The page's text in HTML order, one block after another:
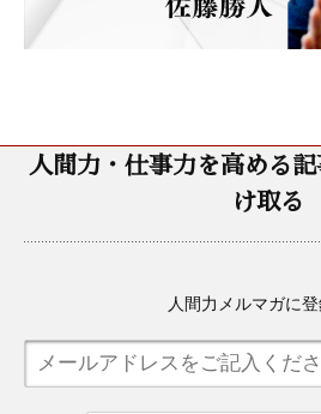
人間力・仕事力を高める
け取る
人間力メルマガに